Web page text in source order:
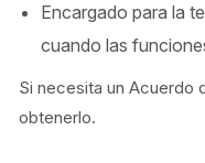
Encargado para la
cuando las
Si necesita un Acuerdo
obtenerlo.